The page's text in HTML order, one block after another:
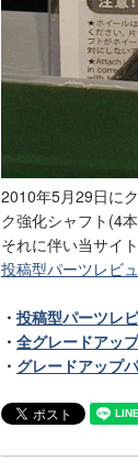
2010年5月29日に
ク強化シャフト(4
それに伴い当サイ
投稿型パーツレビ
・ 投稿型パーツレ
・ 全グレードアッ
・ グレードアップ